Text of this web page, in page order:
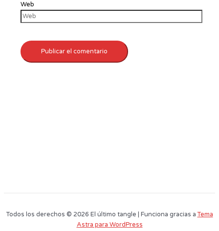
Web
Todos los derechos © 2026 El último tangle | Funciona gracias aTema
Astra para WordPress